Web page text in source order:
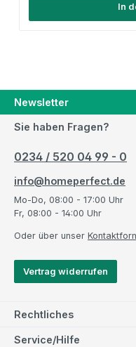
In
Newsletter
Sie haben Fragen?
0234 / 520 04 99 - 0
info@homeperfect.de
Mo-Do, 08:00 - 17:00 Uhr
Fr, 08:00 - 14:00 Uhr
Oder über unser
Vertrag widerrufen
Rechtliches
Service/Hilfe